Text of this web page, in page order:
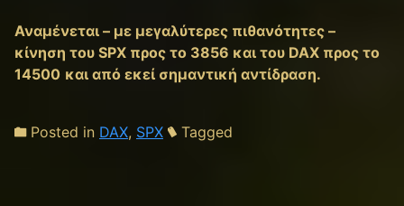
Αναμένεται – με μεγαλύτερες πιθανότητες –
κίνηση του SPX προς το 3856 και του DAX προς το
14500 και από εκεί σημαντική αντίδραση.
Posted in DAX, SPX Tagged